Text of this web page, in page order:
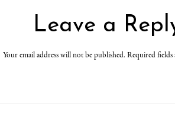
Leave a
Your email address will not be published. Required fields